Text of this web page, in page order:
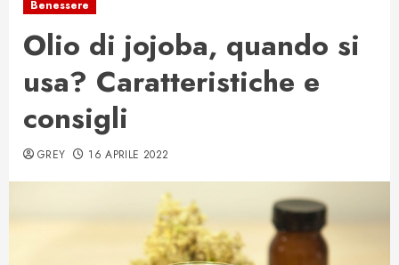
Benessere
Olio di jojoba, quando si
usa? Caratteristiche e
consigli
GREY 16 APRILE 2022